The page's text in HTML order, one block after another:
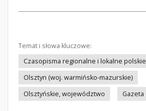
Temat i słowa kluczowe:
Czasopisma regionalne i lokalne polskie
Olsztyn (woj. warmińsko-mazurskie)
Olsztyńskie, województwo